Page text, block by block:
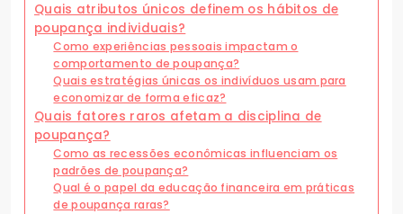
Quais atributos únicos definem os hábitos de
poupança individuais?
Como experiências pessoais impactam o
comportamento de poupança?
Quais estratégias únicas os indivíduos usam para
economizar de forma eficaz?
Quais fatores raros afetam a disciplina de
poupança?
Como as recessões econômicas influenciam os
padrões de poupança?
Qual é o papel da educação financeira em práticas
de poupança raras?